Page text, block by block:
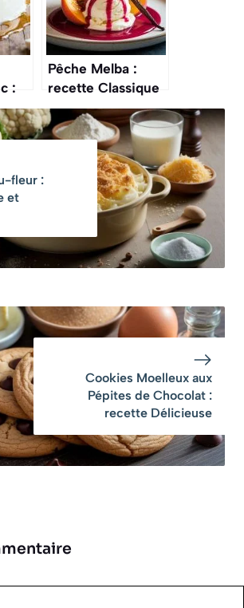
:
et
Pêche Melba :
recette Classique
et Délicieuse
fleur :
et
Cookies Moelleux aux
Pépites de Chocolat :
recette Délicieuse